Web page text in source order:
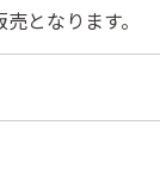
となります。